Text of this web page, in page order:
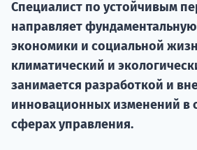
Специалист по устойчивым
направляет
экономики и социальной
климатический и
занимается разработкой и
инновационных изменений в
сферах управления.